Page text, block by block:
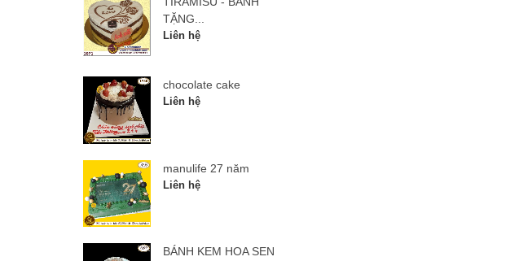
TẶNG...
Liên hệ
chocolate cake
Liên hệ
manulife 27 năm
Liên hệ
BÁNH KEM HOA SEN